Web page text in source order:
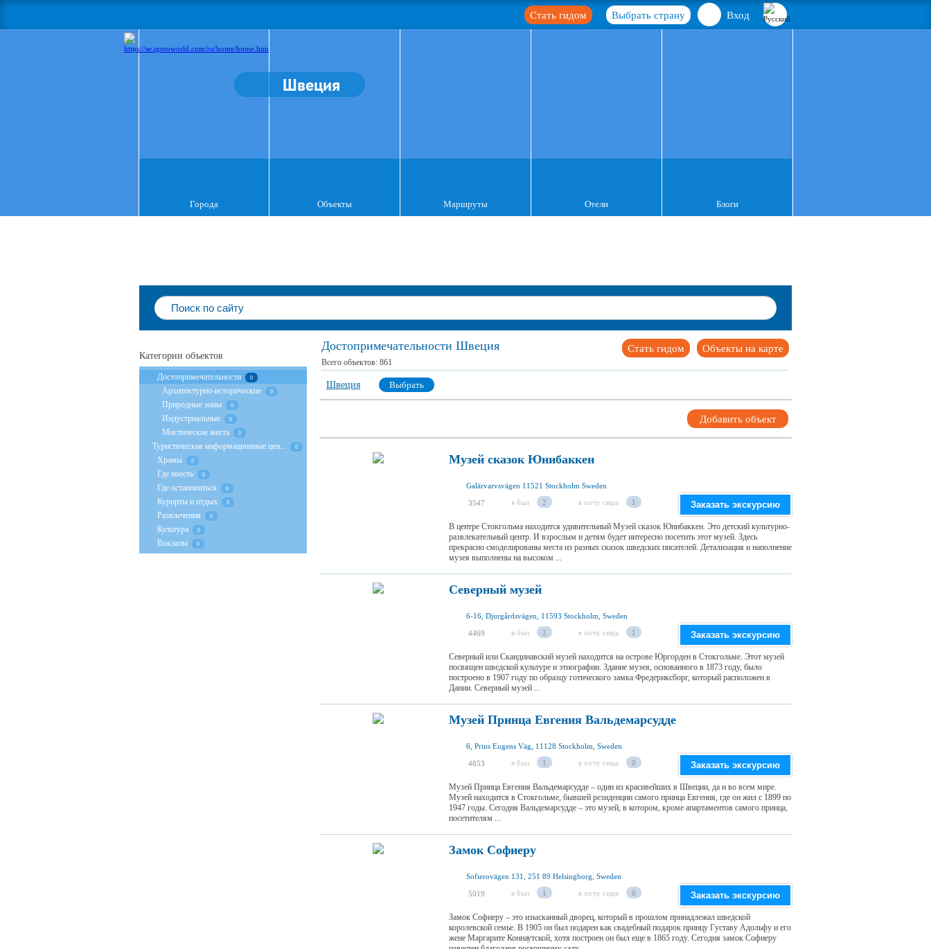
Вход
Выбрать страну
Стать гидом
Швеция
Города Объекты Маршруты Отели Блоги
Достопримечательности Швеция Объекты на карте
Стать гидом
Всего объектов: 861
Швеция Выбрать
Добавить объект
Музей сказок Юнибаккен
Galärvarvsvägen 11521 Stockholm Sweden
3547 я был 2 я хочу сюда 1 Заказать экскурсию
В центре Стокгольма находится удивительный Музей сказок Юнибаккен. Это детский культурно-
развлекательный центр. И взрослым и детям будет интересно посетить этот музей. Здесь
прекрасно смоделированы места из разных сказок шведских писателей. Детализация и наполнение
музея выполнены на высоком ...
Северный музей
6-16, Djurgårdsvägen, 11593 Stockholm, Sweden
4469 я был 2 я хочу сюда 1 Заказать экскурсию
Северный или Скандинавский музей находится на острове Юргорден в Стокгольме. Этот музей
посвящен шведской культуре и этнографии. Здание музея, основанного в 1873 году, было
построено в 1907 году по образцу готического замка Фредериксборг, который расположен в
Дании. Северный музей ...
Музей Принца Евгения Вальдемарсудде
6, Prins Eugens Väg, 11128 Stockholm, Sweden
4853 я был 1 я хочу сюда 0 Заказать экскурсию
Музей Принца Евгения Вальдемарсудде – один из красивейших в Швеции, да и во всем мире.
Музей находится в Стокгольме, бывшей резиденции самого принца Евгения, где он жил с 1899 по
1947 годы. Сегодня Вальдемарсудде – это музей, в котором, кроме апартаментов самого принца,
посетителям ...
Замок Софиеру
Sofierovägen 131, 251 89 Helsingborg, Sweden
5019 я был 1 я хочу сюда 0 Заказать экскурсию
Замок Софиеру – это изысканный дворец, который в прошлом принадлежал шведской
королевской семье. В 1905 он был подарен как свадебный подарок принцу Густаву Адольфу и его
жене Маргарите Коннаутской, хотя построен он был еще в 1865 году. Сегодня замок Софиеру
Категории объектов
Достопримечательности 0
Архитектурно-исторические 0
Природные зоны 0
Индустриальные 0
Мистические места 0
Туристические информационные цен... 0
Храмы 0
Где поесть 0
Где остановиться 0
Курорты и отдых 0
Развлечения 0
Культура 0
Вокзалы 0